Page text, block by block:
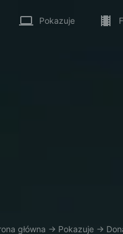
Pokazuje
główna → Pokazuje →